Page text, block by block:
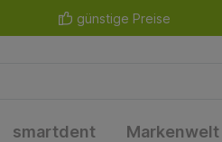
günstige Preise
smartdent Markenwelt